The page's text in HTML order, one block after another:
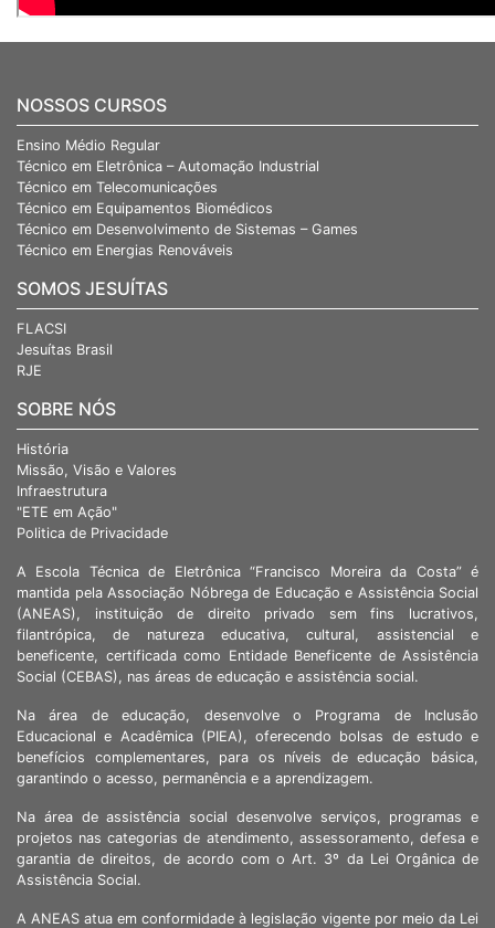
NOSSOS CURSOS
Ensino Médio Regular
Técnico em Eletrônica – Automação Industrial
Técnico em Telecomunicações
Técnico em Equipamentos Biomédicos
Técnico em Desenvolvimento de Sistemas – Games
Técnico em Energias Renováveis
SOMOS JESUÍTAS
FLACSI
Jesuítas Brasil
RJE
SOBRE NÓS
História
Missão, Visão e Valores
Infraestrutura
"ETE em Ação"
Politica de Privacidade
A Escola Técnica de Eletrônica “Francisco Moreira da Costa” é
mantida pela Associação Nóbrega de Educação e Assistência Social
(ANEAS), instituição de direito privado sem fins lucrativos,
filantrópica, de natureza educativa, cultural, assistencial e
beneficente, certificada como Entidade Beneficente de Assistência
Social (CEBAS), nas áreas de educação e assistência social.
Na área de educação, desenvolve o Programa de Inclusão
Educacional e Acadêmica (PIEA), oferecendo bolsas de estudo e
benefícios complementares, para os níveis de educação básica,
garantindo o acesso, permanência e a aprendizagem.
Na área de assistência social desenvolve serviços, programas e
projetos nas categorias de atendimento, assessoramento, defesa e
garantia de direitos, de acordo com o Art. 3º da Lei Orgânica de
Assistência Social.
A ANEAS atua em conformidade à legislação vigente por meio da Lei